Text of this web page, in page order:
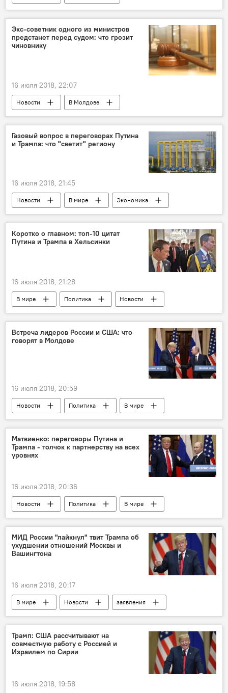
Происшествия
Кишинев
авария
маршрутка
разборки
Экс-советник одного из министров
предстанет перед судом: что грозит
чиновнику
16 июля 2018, 22:07
Новости
В Молдове
Происшествия
Республика Молдова
коррупция
чиновник
Газовый вопрос в переговорах Путина
и Трампа: что "светит" региону
16 июля 2018, 21:45
Новости В мире
Экономика
Россия
Республика Молдова
США
Европа
Владимир Путин
Дональд Трамп
Корнелиу Чуря
Коротко о главном: топ-10 цитат
Путина и Трампа в Хельсинки
16 июля 2018, 21:28
В мире Политика
Новости
фразы
саммит в Хельсинки
Владимир Путин
Дональд Трамп
Встреча лидеров России и США: что
говорят в Молдове
16 июля 2018, 20:59
Новости Политика
В мире
Россия
Республика Молдова
США
Владимир Путин
Дональд Трамп
Виктор Жук
диалог
посыл
Матвиенко: переговоры Путина и
Трампа - толчок к партнерству на всех
уровнях
16 июля 2018, 20:36
Новости Политика
В мире
Дональд Трамп
Владимир Путин
Валентина Матвиенко
МИД России "лайкнул" твит Трампа об
ухудшении отношений Москвы и
Вашингтона
16 июля 2018, 20:17
В мире Новости
заявления
твиттер
Дональд Трамп МИД
Трамп: США рассчитывают на
совместную работу c Россией и
Израилем по Сирии
16 июля 2018, 19:58